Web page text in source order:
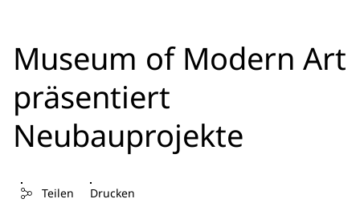
Museum of Modern Art
präsentiert
Neubauprojekte
Teilen Drucken